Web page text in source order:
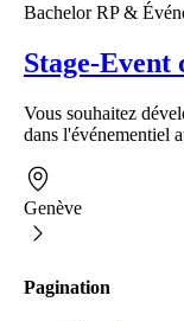
Bachelor RP &
Stage-
Vous souhaitez
dans l'événementiel
Genève
Pagination